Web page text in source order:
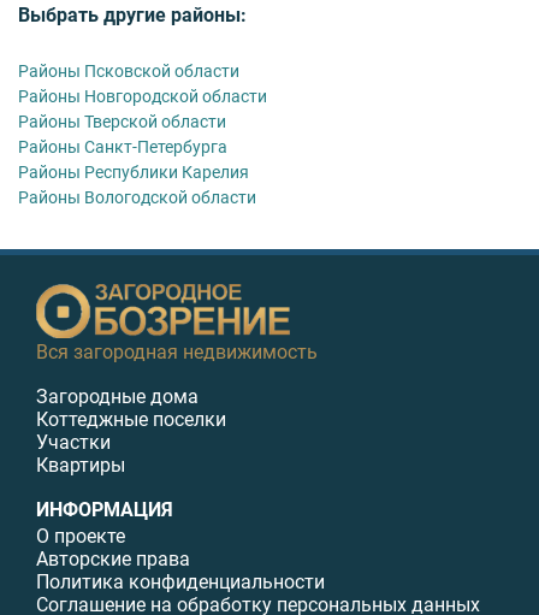
Выбрать другие районы:
Районы Псковской области
Районы Новгородской области
Районы Тверской области
Районы Санкт-Петербурга
Районы Республики Карелия
Районы Вологодской области
Вся загородная недвижимость
Загородные дома
Коттеджные поселки
Участки
Квартиры
ИНФОРМАЦИЯ
О проекте
Авторские права
Политика конфиденциальности
Соглашение на обработку персональных данных